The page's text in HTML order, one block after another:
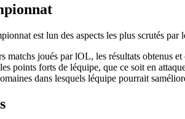
est lun des aspects les plus scrutés
matchs joués par lOL, les résultats obtenus
points forts de léquipe, que ce soit en
dans lesquels léquipe pourrait